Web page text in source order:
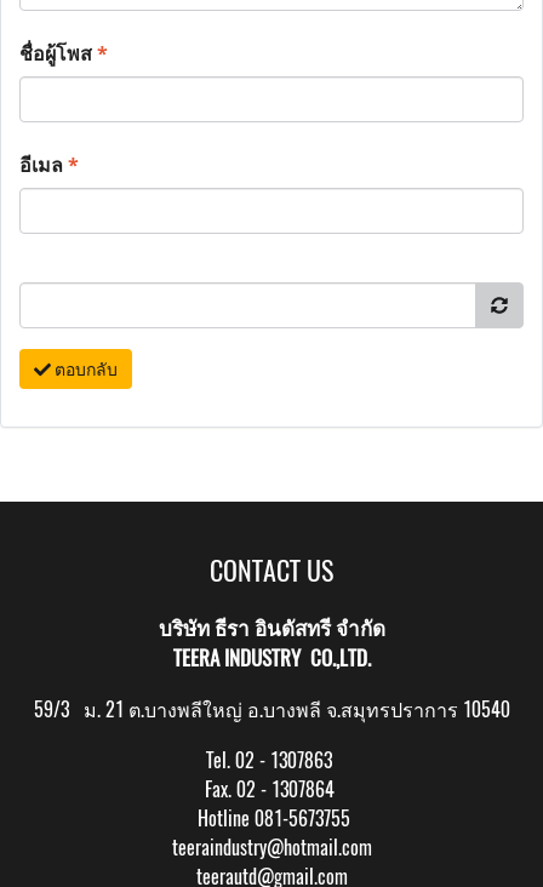
ชื่อผู้โพส*
อีเมล*
ตอบกลับ
CONTACT US
บริษัท ธีรา อินดัสทรี จำกัด
TEERA INDUSTRY CO.,LTD.
59/3 ม. 21 ต.บางพลีใหญ่ อ.บางพลี จ.สมุทรปราการ 10540
Tel. 02 - 1307863
Fax. 02 - 1307864
Hotline 081-5673755
teeraindustry@hotmail.com
teerautd@gmail.com